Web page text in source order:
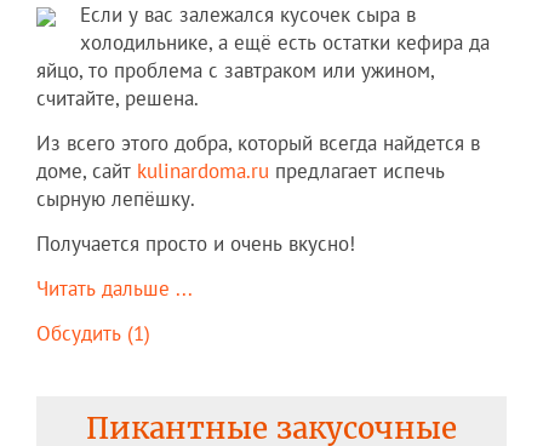
Если у вас залежался кусочек сыра в
холодильнике, а ещё есть остатки кефира да
яйцо, то проблема с завтраком или ужином,
считайте, решена.
Из всего этого добра, который всегда найдется в
доме, сайт kulinardoma.ru предлагает испечь
сырную лепёшку.
Получается просто и очень вкусно!
Читать дальше ...
Обсудить (1)
Пикантные закусочные